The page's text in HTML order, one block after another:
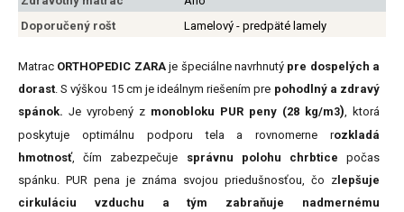
Doporučený rošt
Lamelový - predpäté lamely
Matrac ORTHOPEDIC ZARAje špeciálne navrhnutý pre dospelých a
dorast . S výškou 15 cm je ideálnym riešením pre pohodlný a zdravý
spánok. Je vyrobený z monobloku PUR peny (28 kg/m3) , ktorá
poskytuje optimálnu podporu tela a rovnomerne rozkladá
hmotnosť, čím zabezpečuje správnu polohu chrbtice počas
spánku. PUR pena je známa svojou priedušnosťou, čo zlepšuje
cirkuláciu vzduchu a tým zabraňuje nadmernému